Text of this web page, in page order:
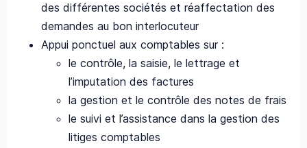
des différentes sociétés et réaffectation des
demandes au bon interlocuteur
Appui ponctuel aux comptables sur :
le contrôle, la saisie, le lettrage et
l’imputation des factures
la gestion et le contrôle des notes de frais
le suivi et l’assistance dans la gestion des
litiges comptables